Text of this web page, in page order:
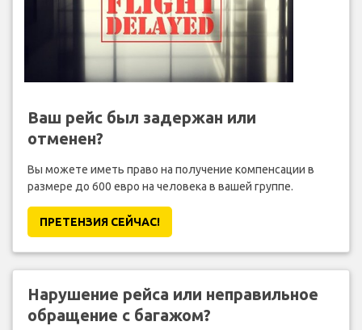
Ваш рейс был задержан или
отменен?
Вы можете иметь право на получение компенсации в
размере до 600 евро на человека в вашей группе.
ПРЕТЕНЗИЯ CЕЙЧАС!
Нарушение рейса или неправильное
обращение с багажом?